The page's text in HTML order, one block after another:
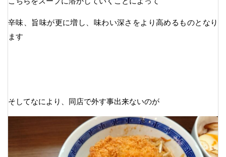
辛味、旨味が更に増し、味わい深さをより高めるものとなり
ます
そしてなにより、同店で外す事出来ないのが